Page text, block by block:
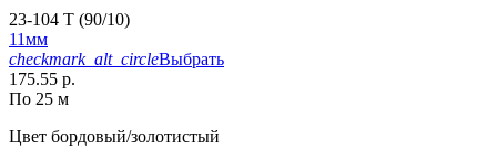
23-104 T (90/10)
11мм
checkmark_alt_circleВыбрать
175.55 р.
По 25 м
Цвет бордовый/золотистый